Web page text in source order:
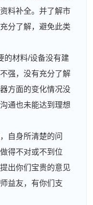
料补全。并了解市
分了解，避免此类
的材料/设备没有建
强，没有充分了解
方面的变化情况没
通也未能达到理想
自身所清楚的问
得不对或不到位
出你们宝贵的意见
益友，有你们支